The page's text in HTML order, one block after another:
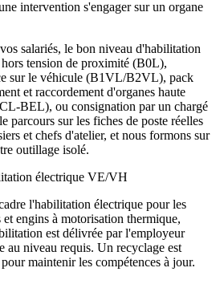
intervention s'engager sur un organe
salariés, le bon niveau d'habilitation
tension de proximité (B0L),
sur le véhicule (B1VL/B2VL), pack
et raccordement d'organes haute
BEL), ou consignation par un chargé
parcours sur les fiches de poste réelles
et chefs d'atelier, et nous formons sur
outillage isolé.
électrique VE/VH
l'habilitation électrique pour les
engins à motorisation thermique,
est délivrée par l'employeur
au niveau requis. Un recyclage est
maintenir les compétences à jour.